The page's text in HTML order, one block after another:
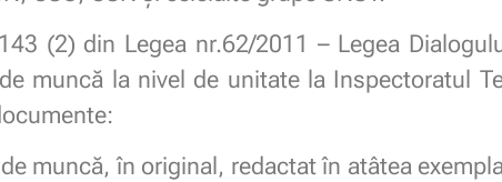
(2) din Legea nr.62/2011 – Legea
muncă la nivel de unitate la Inspectoratul
muncă, în original, redactat în atâtea